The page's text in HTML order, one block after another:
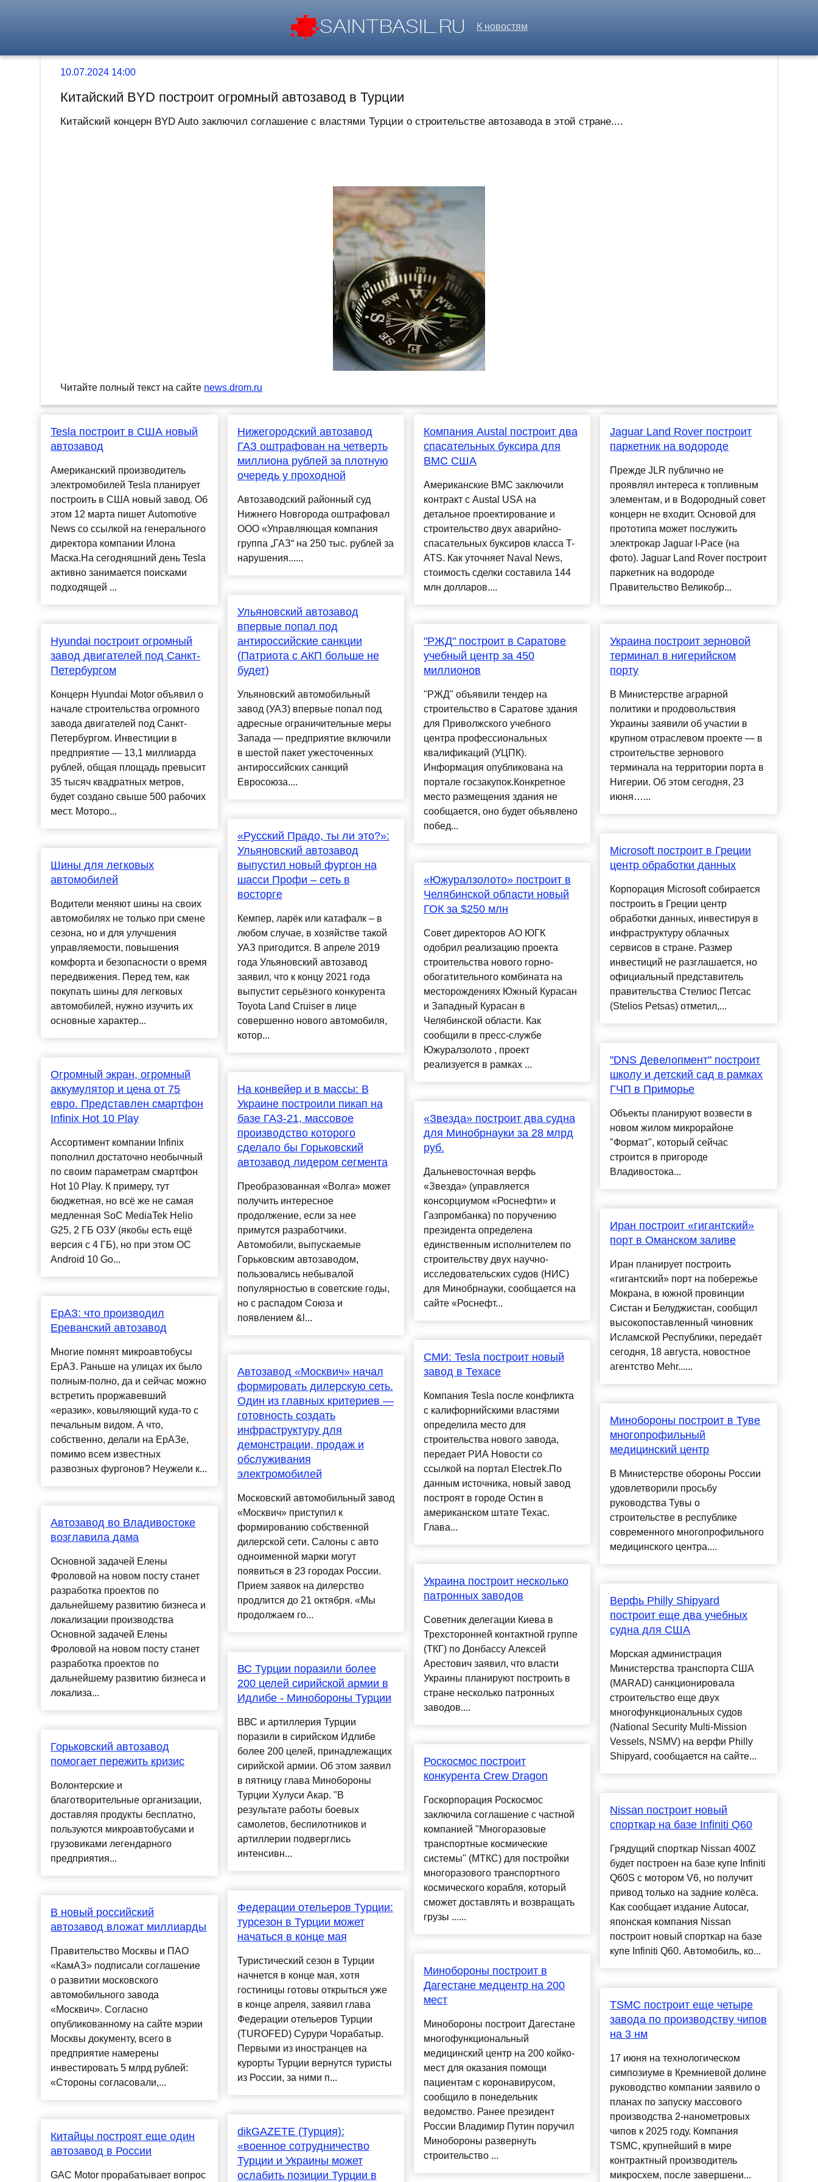
К новостям
10.07.2024 14:00
Китайский BYD построит огромный автозавод в Турции
Китайский концерн BYD Auto заключил соглашение с властями Турции о строительстве автозавода в этой стране....
Читайте полный текст на сайте news.drom.ru
Tesla построит в США новый
автозавод
Американский производитель
электромобилей Tesla планирует
построить в США новый завод. Об
этом 12 марта пишет Automotive
News со ссылкой на генерального
директора компании Илона
Маска.На сегодняшний день Tesla
активно занимается поисками
подходящей ...
Hyundai построит огромный
завод двигателей под Санкт-
Петербургом
Концерн Hyundai Motor объявил о
начале строительства огромного
завода двигателей под Санкт-
Петербургом. Инвестиции в
предприятие — 13,1 миллиарда
рублей, общая площадь превысит
35 тысяч квадратных метров,
будет создано свыше 500 рабочих
мест. Моторо...
Шины для легковых
автомобилей
Водители меняют шины на своих
автомобилях не только при смене
сезона, но и для улучшения
управляемости, повышения
комфорта и безопасности о время
передвижения. Перед тем, как
покупать шины для легковых
автомобилей, нужно изучить их
основные характер...
Огромный экран, огромный
аккумулятор и цена от 75
евро. Представлен смартфон
Infinix Hot 10 Play
Ассортимент компании Infinix
пополнил достаточно необычный
по своим параметрам смартфон
Hot 10 Play. К примеру, тут
бюджетная, но всё же не самая
медленная SoC MediaTek Helio
G25, 2 ГБ ОЗУ (якобы есть ещё
версия с 4 ГБ), но при этом ОС
Android 10 Go...
ЕрАЗ: что производил
Ереванский автозавод
Многие помнят микроавтобусы
ЕрАЗ. Раньше на улицах их было
полным-полно, да и сейчас можно
встретить проржавевший
«еразик», ковыляющий куда-то с
печальным видом. А что,
собственно, делали на ЕрАЗе,
помимо всем известных
развозных фургонов? Неужели к...
Автозавод во Владивостоке
возглавила дама
Основной задачей Елены
Фроловой на новом посту станет
разработка проектов по
дальнейшему развитию бизнеса и
локализации производства
Основной задачей Елены
Фроловой на новом посту станет
разработка проектов по
дальнейшему развитию бизнеса и
локализа...
Горьковский автозавод
помогает пережить кризис
Волонтерские и
благотворительные организации,
доставляя продукты бесплатно,
пользуются микроавтобусами и
грузовиками легендарного
предприятия...
В новый российский
автозавод вложат миллиарды
Правительство Москвы и ПАО
«КамАЗ» подписали соглашение
о развитии московского
автомобильного завода
«Москвич». Согласно
опубликованному на сайте мэрии
Москвы документу, всего в
предприятие намерены
инвестировать 5 млрд рублей:
«Стороны согласовали,...
Китайцы построят еще один
автозавод в России
GAC Motor прорабатывает вопрос
Нижегородский автозавод
ГАЗ оштрафован на четверть
миллиона рублей за плотную
очередь у проходной
Автозаводский районный суд
Нижнего Новгорода оштрафовал
ООО «Управляющая компания
группа „ГАЗ“ на 250 тыс. рублей за
нарушения......
Ульяновский автозавод
впервые попал под
антироссийские санкции
(Патриота с АКП больше не
будет)
Ульяновский автомобильный
завод (УАЗ) впервые попал под
адресные ограничительные меры
Запада — предприятие включили
в шестой пакет ужесточенных
антироссийских санкций
Евросоюза....
«Русский Прадо, ты ли это?»:
Ульяновский автозавод
выпустил новый фургон на
шасси Профи – сеть в
восторге
Кемпер, ларёк или катафалк – в
любом случае, в хозяйстве такой
УАЗ пригодится. В апреле 2019
года Ульяновский автозавод
заявил, что к концу 2021 года
выпустит серьёзного конкурента
Toyota Land Cruiser в лице
совершенно нового автомобиля,
котор...
На конвейер и в массы: В
Украине построили пикап на
базе ГАЗ-21, массовое
производство которого
сделало бы Горьковский
автозавод лидером сегмента
Преобразованная «Волга» может
получить интересное
продолжение, если за нее
примутся разработчики.
Автомобили, выпускаемые
Горьковским автозаводом,
пользовались небывалой
популярностью в советские годы,
но с распадом Союза и
появлением &l...
Автозавод «Москвич» начал
формировать дилерскую сеть.
Один из главных критериев —
готовность создать
инфраструктуру для
демонстрации, продаж и
обслуживания
электромобилей
Московский автомобильный завод
«Москвич» приступил к
формированию собственной
дилерской сети. Салоны с авто
одноименной марки могут
появиться в 23 городах России.
Прием заявок на дилерство
продлится до 21 октября. «Мы
продолжаем го...
ВС Турции поразили более
200 целей сирийской армии в
Идлибе - Минобороны Турции
ВВС и артиллерия Турции
поразили в сирийском Идлибе
более 200 целей, принадлежащих
сирийской армии. Об этом заявил
в пятницу глава Минобороны
Турции Хулуси Акар. "В
результате работы боевых
самолетов, беспилотников и
артиллерии подверглись
интенсивн...
Федерации отельеров Турции:
турсезон в Турции может
начаться в конце мая
Туристический сезон в Турции
начнется в конце мая, хотя
гостиницы готовы открыться уже
в конце апреля, заявил глава
Федерации отельеров Турции
(TUROFED) Сурури Чорабатыр.
Первыми из иностранцев на
курорты Турции вернутся туристы
из России, за ними п...
dikGAZETE (Турция):
«военное сотрудничество
Турции и Украины может
ослабить позиции Турции в
Компания Austal построит два
спасательных буксира для
ВМС США
Американские ВМС заключили
контракт с Austal USA на
детальное проектирование и
строительство двух аварийно-
спасательных буксиров класса T-
ATS. Как уточняет Naval News,
стоимость сделки составила 144
млн долларов....
"РЖД" построит в Саратове
учебный центр за 450
миллионов
"РЖД" объявили тендер на
строительство в Саратове здания
для Приволжского учебного
центра профессиональных
квалификаций (УЦПК).
Информация опубликована на
портале госзакупок.Конкретное
место размещения здания не
сообщается, оно будет объявлено
побед...
«Южуралзолото» построит в
Челябинской области новый
ГОК за $250 млн
Совет директоров АО ЮГК
одобрил реализацию проекта
строительства нового горно-
обогатительного комбината на
месторождениях Южный Курасан
и Западный Курасан в
Челябинской области. Как
сообщили в пресс-службе
Южуралзолото , проект
реализуется в рамках ...
«Звезда» построит два судна
для Минобрнауки за 28 млрд
руб.
Дальневосточная верфь
«Звезда» (управляется
консорциумом «Роснефти» и
Газпромбанка) по поручению
президента определена
единственным исполнителем по
строительству двух научно-
исследовательских судов (НИС)
для Минобрнауки, сообщается на
сайте «Роснефт...
СМИ: Tesla построит новый
завод в Техасе
Компания Tesla после конфликта
с калифорнийскими властями
определила место для
строительства нового завода,
передает РИА Новости со
ссылкой на портал Electrek.По
данным источника, новый завод
построят в городе Остин в
американском штате Техас.
Глава...
Украина построит несколько
патронных заводов
Советник делегации Киева в
Трехсторонней контактной группе
(ТКГ) по Донбассу Алексей
Арестович заявил, что власти
Украины планируют построить в
стране несколько патронных
заводов....
Роскосмос построит
конкурента Crew Dragon
Госкорпорация Роскосмос
заключила соглашение с частной
компанией "Многоразовые
транспортные космические
системы" (МТКС) для постройки
многоразового транспортного
космического корабля, который
сможет доставлять и возвращать
грузы ......
Минобороны построит в
Дагестане медцентр на 200
мест
Минобороны построит Дагестане
многофункциональный
медицинский центр на 200 койко-
мест для оказания помощи
пациентам с коронавирусом,
сообщило в понедельник
ведомство. Ранее президент
России Владимир Путин поручил
Минобороны развернуть
строительство ...
Jaguar Land Rover построит
паркетник на водороде
Прежде JLR публично не
проявлял интереса к топливным
элементам, и в Водородный совет
концерн не входит. Основой для
прототипа может послужить
электрокар Jaguar I-Pace (на
фото). Jaguar Land Rover построит
паркетник на водороде
Правительство Великобр...
Украина построит зерновой
терминал в нигерийском
порту
В Министерстве аграрной
политики и продовольствия
Украины заявили об участии в
крупном отраслевом проекте — в
строительстве зернового
терминала на территории порта в
Нигерии. Об этом сегодня, 23
июня…...
Microsoft построит в Греции
центр обработки данных
Корпорация Microsoft собирается
построить в Греции центр
обработки данных, инвестируя в
инфраструктуру облачных
сервисов в стране. Размер
инвестиций не разглашается, но
официальный представитель
правительства Стелиос Петсас
(Stelios Petsas) отметил,...
"DNS Девелопмент" построит
школу и детский сад в рамках
ГЧП в Приморье
Объекты планируют возвести в
новом жилом микрорайоне
"Формат", который сейчас
строится в пригороде
Владивостока...
Иран построит «гигантский»
порт в Оманском заливе
Иран планирует построить
«гигантский» порт на побережье
Мокрана, в южной провинции
Систан и Белуджистан, сообщил
высокопоставленный чиновник
Исламской Республики, передаёт
сегодня, 18 августа, новостное
агентство Mehr......
Минобороны построит в Туве
многопрофильный
медицинский центр
В Министерстве обороны России
удовлетворили просьбу
руководства Тувы о
строительстве в республике
современного многопрофильного
медицинского центра....
Верфь Philly Shipyard
построит еще два учебных
судна для США
Морская администрация
Министерства транспорта США
(MARAD) санкционировала
строительство еще двух
многофункциональных судов
(National Security Multi-Mission
Vessels, NSMV) на верфи Philly
Shipyard, сообщается на сайте...
Nissan построит новый
спорткар на базе Infiniti Q60
Грядущий спорткар Nissan 400Z
будет построен на базе купе Infiniti
Q60S с мотором V6, но получит
привод только на задние колёса.
Как сообщает издание Autocar,
японская компания Nissan
построит новый спорткар на базе
купе Infiniti Q60. Автомобиль, ко...
TSMC построит еще четыре
завода по производству чипов
на 3 нм
17 июня на технологическом
симпозиуме в Кремниевой долине
руководство компании заявило о
планах по запуску массового
производства 2-нанометровых
чипов к 2025 году. Компания
TSMC, крупнейший в мире
контрактный производитель
микросхем, после завершени...